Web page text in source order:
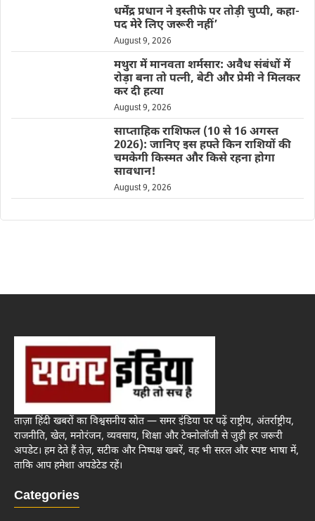
धर्मेंद्र प्रधान ने इस्तीफे पर तोड़ी चुप्पी, कहा-
पद मेरे लिए जरूरी नहीं’
August 9, 2026
मथुरा में मानवता शर्मसार: अवैध संबंधों में
रोड़ा बना तो पत्नी, बेटी और प्रेमी ने मिलकर
कर दी हत्या
August 9, 2026
साप्ताहिक राशिफल (10 से 16 अगस्त
2026): जानिए इस हफ्ते किन राशियों की
चमकेगी किस्मत और किसे रहना होगा
सावधान!
August 9, 2026
ताज़ा हिंदी खबरों का विश्वसनीय स्रोत — समर इंडिया पर पढ़ें राष्ट्रीय, अंतर्राष्ट्रीय,
राजनीति, खेल, मनोरंजन, व्यवसाय, शिक्षा और टेक्नोलॉजी से जुड़ी हर जरूरी
अपडेट। हम देते हैं तेज़, सटीक और निष्पक्ष खबरें, वह भी सरल और स्पष्ट भाषा में,
ताकि आप हमेशा अपडेटेड रहें।
Categories